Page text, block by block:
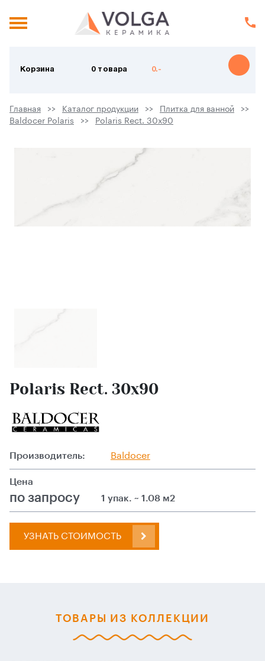
Корзина 0 товара 0.-
Главная Каталог продукции
Плитка для ванной
Baldocer Polaris
Polaris Rect. 30х90
Polaris Rect. 30х90
Производитель: Baldocer
Цена
по запросу 1 упак. ~ 1.08 м2
УЗНАТЬ СТОИМОСТЬ
ТОВАРЫ ИЗ КОЛЛЕКЦИИ